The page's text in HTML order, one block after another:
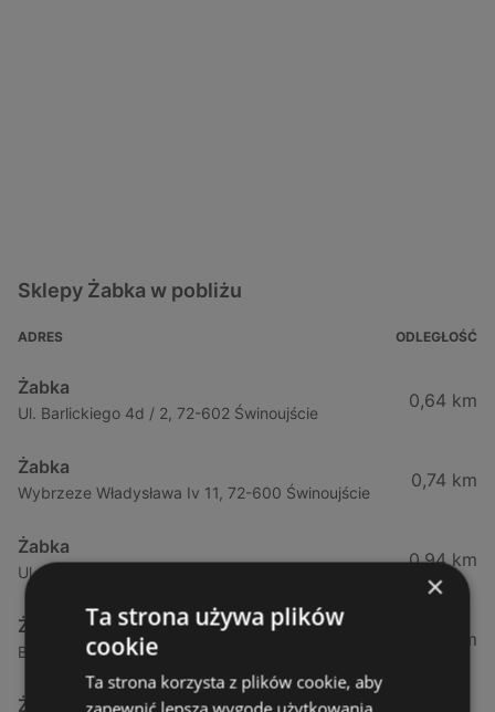
Sklepy Żabka w pobliżu
ADRES ODLEGŁOŚĆ
Żabka
Ul. Barlickiego 4d / 2, 72-602 Świnoujście
0,64 km
Żabka
Wybrzeze Władysława Iv 11, 72-600 Świnoujście
0,74 km
Żabka
Ul. Bohaterów Września 49, 72-600 Świnoujście
0,94 km
Żabka
Bohaterów Września 52, 72-600 Świnoujście
1,02 km
Żabka
×
Ta strona używa plików
cookie
Ta strona korzysta z plików cookie, aby